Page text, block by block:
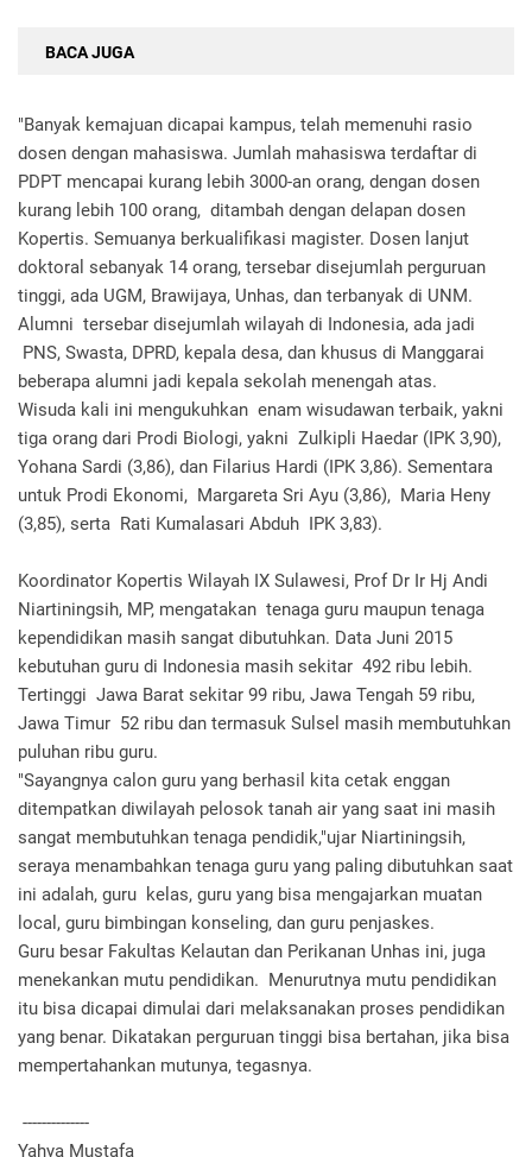
BACA JUGA
"Banyak kemajuan dicapai kampus, telah memenuhi rasio
dosen dengan mahasiswa. Jumlah mahasiswa terdaftar di
PDPT mencapai kurang lebih 3000-an orang, dengan dosen
kurang lebih 100 orang, ditambah dengan delapan dosen
Kopertis. Semuanya berkualifikasi magister. Dosen lanjut
doktoral sebanyak 14 orang, tersebar disejumlah perguruan
tinggi, ada UGM, Brawijaya, Unhas, dan terbanyak di UNM.
Alumni tersebar disejumlah wilayah di Indonesia, ada jadi
PNS, Swasta, DPRD, kepala desa, dan khusus di Manggarai
beberapa alumni jadi kepala sekolah menengah atas.
Wisuda kali ini mengukuhkan enam wisudawan terbaik, yakni
tiga orang dari Prodi Biologi, yakni Zulkipli Haedar (IPK 3,90),
Yohana Sardi (3,86), dan Filarius Hardi (IPK 3,86). Sementara
untuk Prodi Ekonomi, Margareta Sri Ayu (3,86), Maria Heny
(3,85), serta Rati Kumalasari Abduh IPK 3,83).
Koordinator Kopertis Wilayah IX Sulawesi, Prof Dr Ir Hj Andi
Niartiningsih, MP, mengatakan tenaga guru maupun tenaga
kependidikan masih sangat dibutuhkan. Data Juni 2015
kebutuhan guru di Indonesia masih sekitar 492 ribu lebih.
Tertinggi Jawa Barat sekitar 99 ribu, Jawa Tengah 59 ribu,
Jawa Timur 52 ribu dan termasuk Sulsel masih membutuhkan
puluhan ribu guru.
"Sayangnya calon guru yang berhasil kita cetak enggan
ditempatkan diwilayah pelosok tanah air yang saat ini masih
sangat membutuhkan tenaga pendidik,"ujar Niartiningsih,
seraya menambahkan tenaga guru yang paling dibutuhkan saat
ini adalah, guru kelas, guru yang bisa mengajarkan muatan
local, guru bimbingan konseling, dan guru penjaskes.
Guru besar Fakultas Kelautan dan Perikanan Unhas ini, juga
menekankan mutu pendidikan. Menurutnya mutu pendidikan
itu bisa dicapai dimulai dari melaksanakan proses pendidikan
yang benar. Dikatakan perguruan tinggi bisa bertahan, jika bisa
mempertahankan mutunya, tegasnya.
--------------
Yahya Mustafa